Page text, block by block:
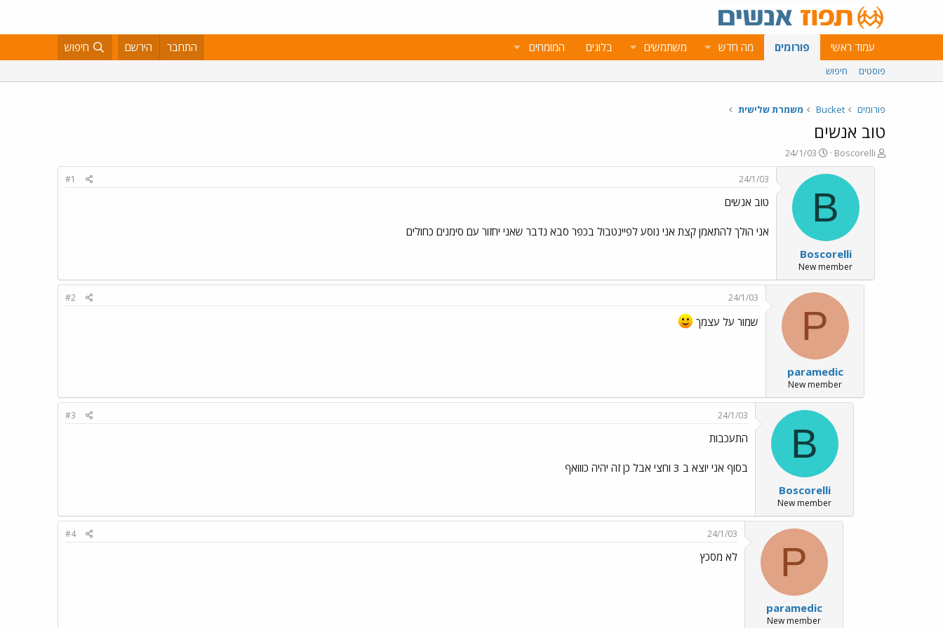
עמוד ראשי פורומים מה חדש משתמשים בלוגים המומחים התחבר הירשם חיפוש
פוסטים חיפוש
פורומים Bucket משמרת שלישית
טוב אנשים
פ
ו
Boscorelli
פ
ו
ר
א
ר
י
ך
24/1/03
B
Boscorelli
New member
24/1/03
#1
טוב אנשים
אני הולך להתאמן קצת אני נוסע לפיינטבול בכפר סבא נדבר שאני יחזור עם סימנים כחולים
P
paramedic
New member
24/1/03
#2
שמור על עצמך
B
Boscorelli
New member
24/1/03
#3
התעכבות
בסוף אני יוצא ב 3 וחצי אבל כן זה יהיה כווואף
P
paramedic
New member
24/1/03
#4
לא מסכץ